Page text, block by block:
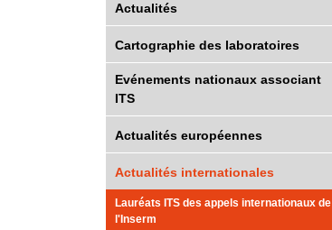
Actualités
Cartographie des laboratoires
Evénements nationaux associant
ITS
Actualités européennes
Actualités internationales
Lauréats ITS des appels internationaux de
l'Inserm